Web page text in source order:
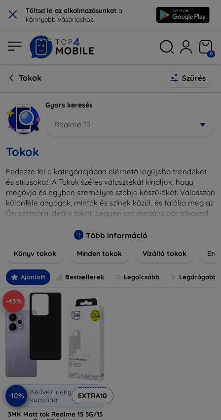
× Töltsd le az alkalmazásunkat a
könnyebb vásárláshoz.
0
Tokok Szűrés
Gyors keresés
Realme 15
Tokok
Fedezze fel a kategóriájában elérhető legújabb trendeket
és stílusokat! A Tokok széles választékát kínáljuk, hogy
megóvja és egyben személyre szabja készülékét. Válasszon
különféle anyagok, minták és színek közül, és találja meg az
Ön számára ideális tokot. Legyen szó elegáns bőr tokokról,
nálunk mindenki megtalálja a stílusához leginkább illő
különlegesebbé eszközeit a tökéletes tokkal!
Több információ
Könyv tokok Minden tokok Vízálló tokok
Ajánlott Bestsellerek Legolcsóbb Legdrágabb
-43%
-10%
Kedvezmény
kuponnal
EXTRA10
3MK Matt tok Realme 15 5G/15